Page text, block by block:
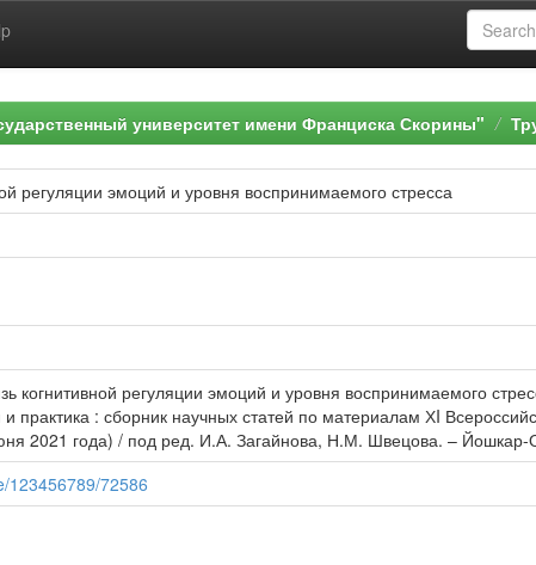
университет имени Франциска Скорины"
регуляции эмоций и уровня воспринимаемого стресса
когнитивной регуляции эмоций и уровня воспринимаемого
практика : сборник научных статей по материалам ХI
2021 года) / под ред. И.А. Загайнова, Н.М. Швецова. –
123456789/72586